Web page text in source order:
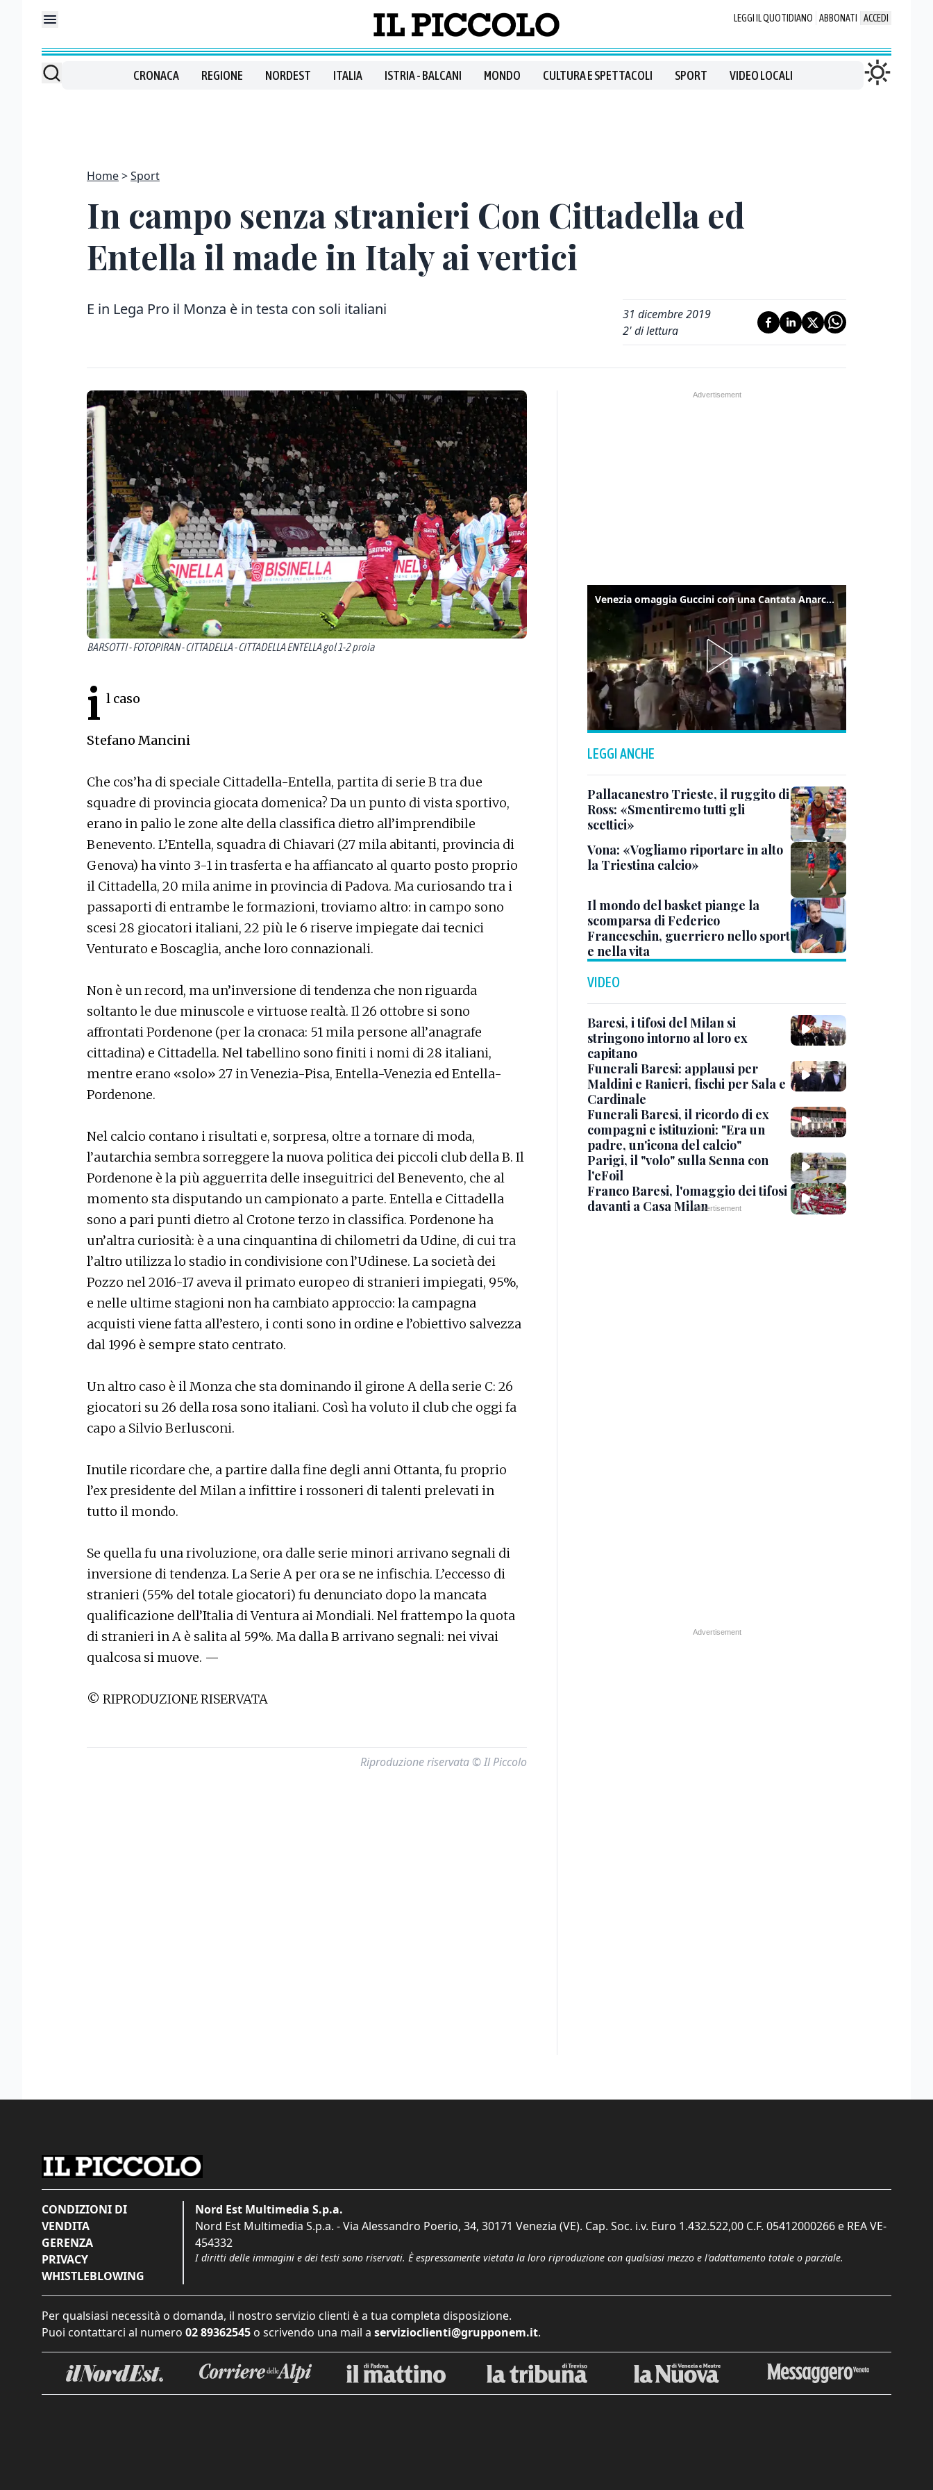
LEGGI IL QUOTIDIANO ABBONATI ACCEDI
CRONACA REGIONE NORDEST ITALIA ISTRIA - BALCANI MONDO CULTURA E SPETTACOLI SPORT VIDEO LOCALI
Home Sport
In campo senza stranieri Con Cittadella ed
Entella il made in Italy ai vertici
E in Lega Pro il Monza è in testa con soli italiani
31 dicembre 2019
2' di lettura
BARSOTTI - FOTOPIRAN - CITTADELLA - CITTADELLA ENTELLA gol 1-2 proia
i l caso
Stefano Mancini
Che cos’ha di speciale Cittadella-Entella, partita di serie B tra due
squadre di provincia giocata domenica? Da un punto di vista sportivo,
erano in palio le zone alte della classifica dietro all’imprendibile
Benevento. L’Entella, squadra di Chiavari (27 mila abitanti, provincia di
Genova) ha vinto 3-1 in trasferta e ha affiancato al quarto posto proprio
il Cittadella, 20 mila anime in provincia di Padova. Ma curiosando tra i
passaporti di entrambe le formazioni, troviamo altro: in campo sono
scesi 28 giocatori italiani, 22 più le 6 riserve impiegate dai tecnici
Venturato e Boscaglia, anche loro connazionali.
Non è un record, ma un’inversione di tendenza che non riguarda
soltanto le due minuscole e virtuose realtà. Il 26 ottobre si sono
affrontati Pordenone (per la cronaca: 51 mila persone all’anagrafe
cittadina) e Cittadella. Nel tabellino sono finiti i nomi di 28 italiani,
mentre erano «solo» 27 in Venezia-Pisa, Entella-Venezia ed Entella-
Pordenone.
Nel calcio contano i risultati e, sorpresa, oltre a tornare di moda,
l’autarchia sembra sorreggere la nuova politica dei piccoli club della B. Il
Pordenone è la più agguerrita delle inseguitrici del Benevento, che al
momento sta disputando un campionato a parte. Entella e Cittadella
sono a pari punti dietro al Crotone terzo in classifica. Pordenone ha
un’altra curiosità: è a una cinquantina di chilometri da Udine, di cui tra
l’altro utilizza lo stadio in condivisione con l’Udinese. La società dei
Pozzo nel 2016-17 aveva il primato europeo di stranieri impiegati, 95%,
e nelle ultime stagioni non ha cambiato approccio: la campagna
acquisti viene fatta all’estero, i conti sono in ordine e l’obiettivo salvezza
dal 1996 è sempre stato centrato.
Un altro caso è il Monza che sta dominando il girone A della serie C: 26
giocatori su 26 della rosa sono italiani. Così ha voluto il club che oggi fa
capo a Silvio Berlusconi.
Inutile ricordare che, a partire dalla fine degli anni Ottanta, fu proprio
l’ex presidente del Milan a infittire i rossoneri di talenti prelevati in
tutto il mondo.
Se quella fu una rivoluzione, ora dalle serie minori arrivano segnali di
inversione di tendenza. La Serie A per ora se ne infischia. L’eccesso di
stranieri (55% del totale giocatori) fu denunciato dopo la mancata
qualificazione dell’Italia di Ventura ai Mondiali. Nel frattempo la quota
di stranieri in A è salita al 59%. Ma dalla B arrivano segnali: nei vivai
qualcosa si muove. —
© RIPRODUZIONE RISERVATA
Riproduzione riservata © Il Piccolo
Venezia omaggia Guccini con una Cantata Anarchica in campo Santa Margherita
LEGGI ANCHE
Pallacanestro Trieste, il ruggito di
Ross: «Smentiremo tutti gli
scettici»
Vona: «Vogliamo riportare in alto
la Triestina calcio»
Il mondo del basket piange la
scomparsa di Federico
Franceschin, guerriero nello sport
e nella vita
VIDEO
Baresi, i tifosi del Milan si
stringono intorno al loro ex
capitano
Funerali Baresi: applausi per
Maldini e Ranieri, fischi per Sala e
Cardinale
Funerali Baresi, il ricordo di ex
compagni e istituzioni: "Era un
padre, un'icona del calcio"
Parigi, il "volo" sulla Senna con
l'eFoil
Franco Baresi, l'omaggio dei tifosi
davanti a Casa Milan
CONDIZIONI DI
VENDITA
GERENZA
PRIVACY
WHISTLEBLOWING
Nord Est Multimedia S.p.a.
Nord Est Multimedia S.p.a. - Via Alessandro Poerio, 34, 30171 Venezia (VE). Cap. Soc. i.v. Euro 1.432.522,00 C.F. 05412000266 e REA VE-
454332
I diritti delle immagini e dei testi sono riservati. È espressamente vietata la loro riproduzione con qualsiasi mezzo e l'adattamento totale o parziale.
Per qualsiasi necessità o domanda, il nostro servizio clienti è a tua completa disposizione.
Puoi contattarci al numero 02 89362545 o scrivendo una mail a servizioclienti@grupponem.it.